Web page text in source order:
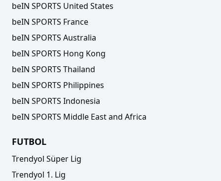
beIN SPORTS United States
beIN SPORTS France
beIN SPORTS Australia
beIN SPORTS Hong Kong
beIN SPORTS Thailand
beIN SPORTS Philippines
beIN SPORTS Indonesia
beIN SPORTS Middle East and Africa
FUTBOL
Trendyol Süper Lig
Trendyol 1. Lig